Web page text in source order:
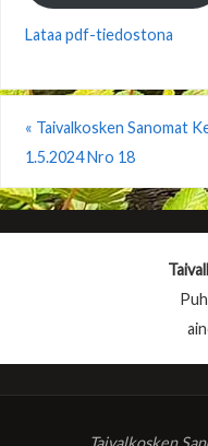
Lataa pdf-tiedostona
« Taivalkosken Sanomat
1.5.2024 Nro 18
Taivalkosken